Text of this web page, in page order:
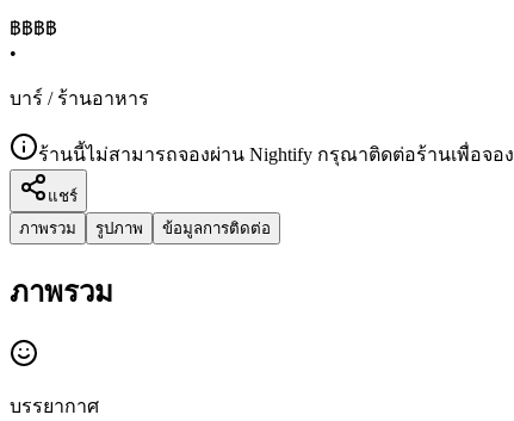
฿฿฿฿
•
บาร์ / ร้านอาหาร
ร้านนี้ไม่สามารถจองผ่าน Nightify กรุณาติดต่อร้านเพื่อจอง
แชร์
ภาพรวม
รูปภาพ ข้อมูลการติดต่อ
ภาพรวม
บรรยากาศ